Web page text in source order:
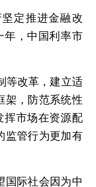
定推进金融改
年，中国利率市
改革，建立适
架，防范系统性
挥市场在资源配
监管行为更加有
际社会因为中